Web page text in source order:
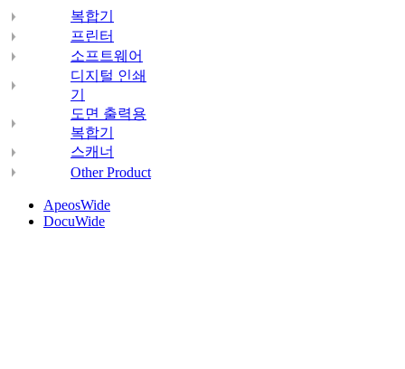
복합기
프린터
소프트웨어
디지털 인쇄
기
도면 출력용
복합기
스캐너
Other Product
ApeosWide
DocuWide